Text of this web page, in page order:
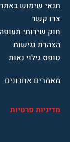
תנאי שימוש באתר
צרו קשר
חוק שירותי תעופה
הצהרת נגישות
טופס גילוי נאות
מאמרים אחרונים
מדיניות פרטיות